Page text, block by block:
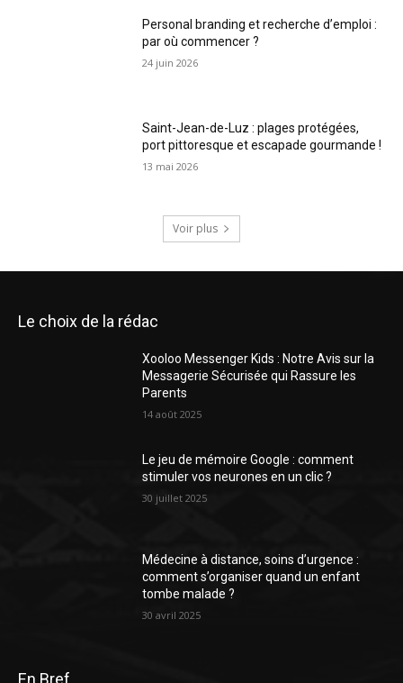
Personal branding et recherche d’emploi :
par où commencer ?
24 juin 2026
Saint-Jean-de-Luz : plages protégées,
port pittoresque et escapade gourmande !
13 mai 2026
Voir plus
Le choix de la rédac
Xooloo Messenger Kids : Notre Avis sur la
Messagerie Sécurisée qui Rassure les
Parents
14 août 2025
Le jeu de mémoire Google : comment
stimuler vos neurones en un clic ?
30 juillet 2025
Médecine à distance, soins d’urgence :
comment s’organiser quand un enfant
tombe malade ?
30 avril 2025
En Bref